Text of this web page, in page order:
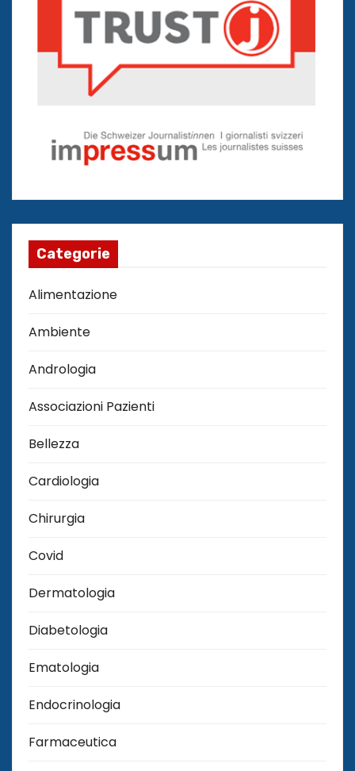
Categorie
Alimentazione
Ambiente
Andrologia
Associazioni Pazienti
Bellezza
Cardiologia
Chirurgia
Covid
Dermatologia
Diabetologia
Ematologia
Endocrinologia
Farmaceutica